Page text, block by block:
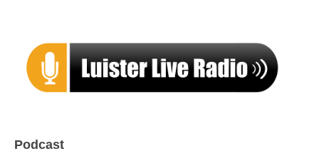
Podcast